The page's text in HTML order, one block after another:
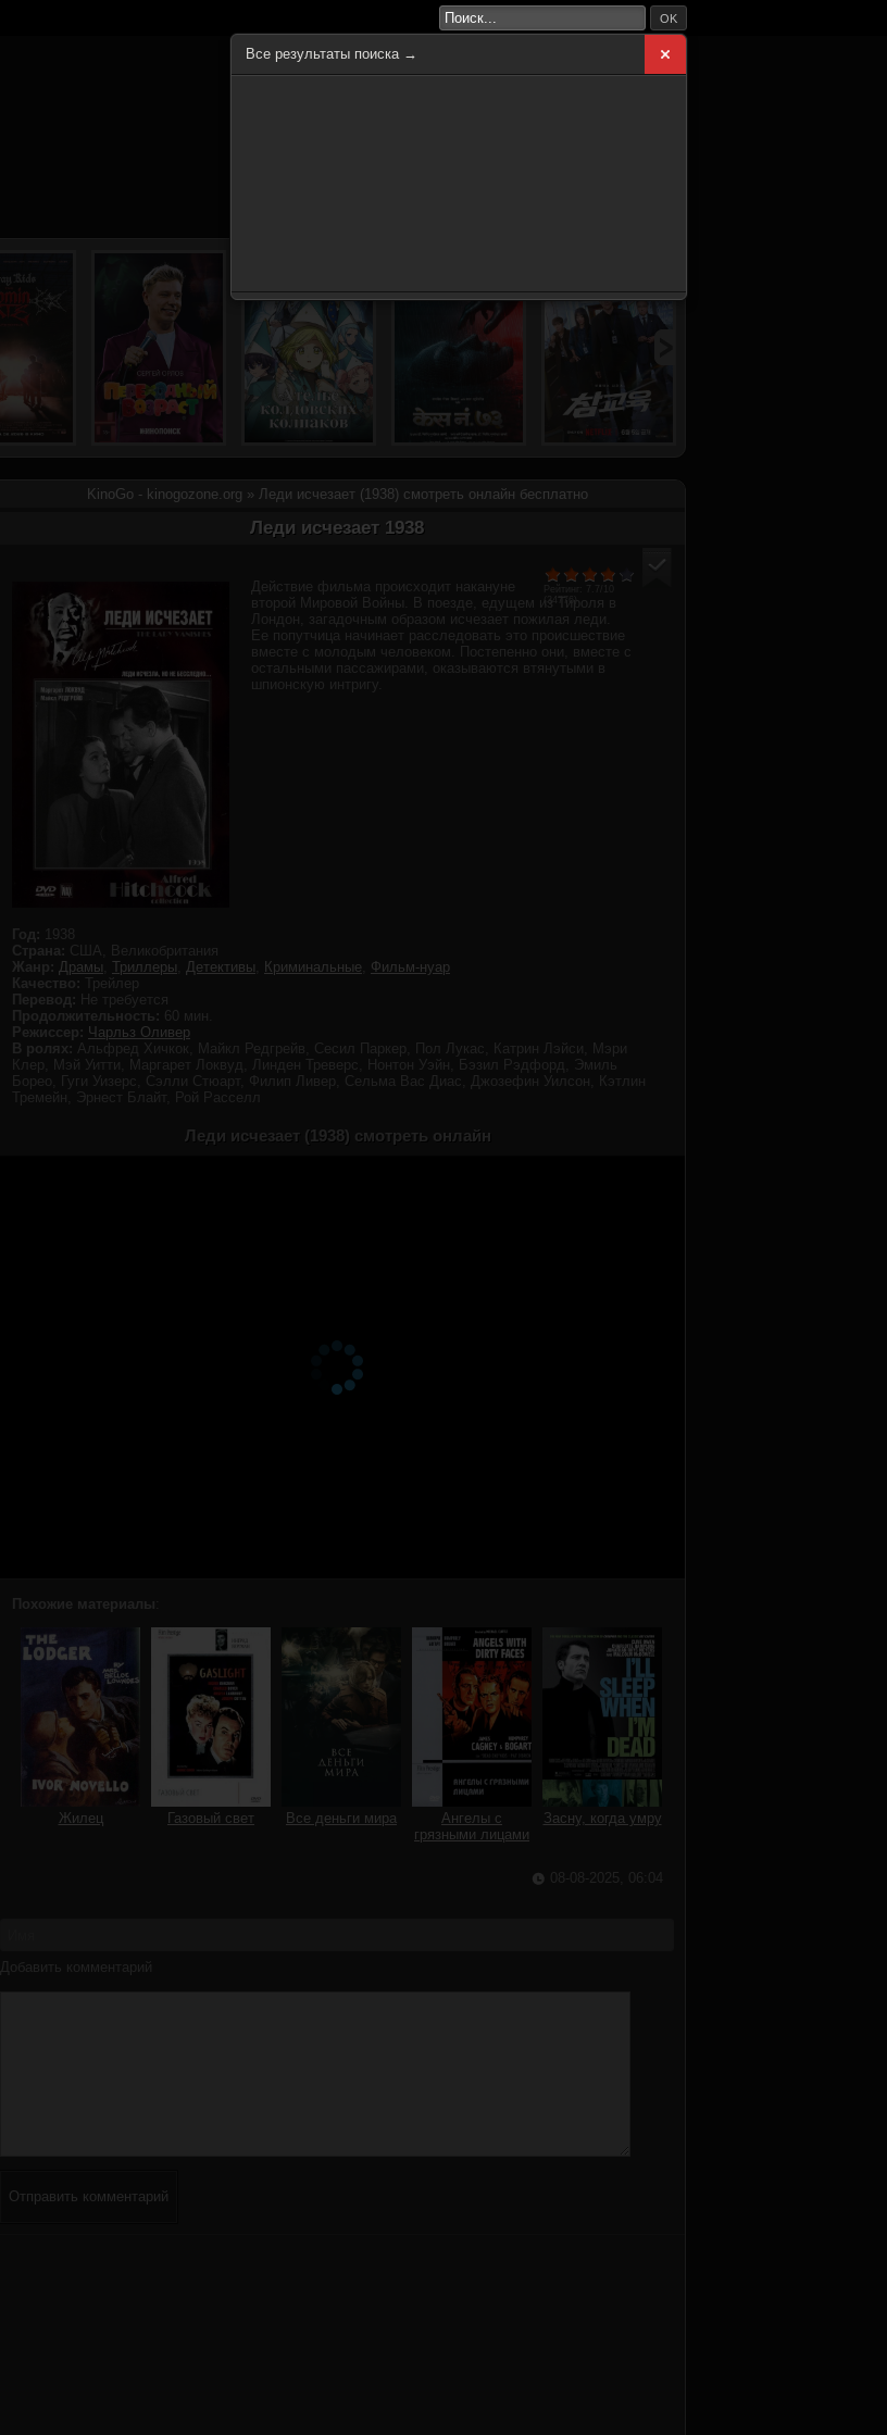
KinoGo - kinogozone.org » Леди исчезает (1938) смотреть онлайн бесплатно
Леди исчезает 1938
34776 )
Действие фильма происходит накануне
второй Мировой Войны. В поезде, едущем из Тироля в
Лондон, загадочным образом исчезает пожилая леди.
Ее попутчица начинает расследовать это происшествие
вместе с молодым человеком. Постепенно они, вместе с
остальными пассажирами, оказываются втянутыми в
шпионскую интригу.
Год: 1938
Страна: США, Великобритания
Жанр: Драмы Триллеры Детективы Криминальные
Фильм-нуар
Качество: Трейлер
Перевод: Не требуется
Продолжительность: 60 мин.
Режиссер: Чарльз Оливер
В ролях: Альфред Хичкок, Майкл Редгрейв, Сесил Паркер, Пол Лукас, Катрин Лэйси, Мэри
Клер, Мэй Уитти, Маргарет Локвуд, Линден Треверс, Нонтон Уэйн, Бэзил Рэдфорд, Эмиль
Борео, Гуги Уизерс, Сэлли Стюарт, Филип Ливер, Сельма Вас Диас, Джозефин Уилсон, Кэтлин
Тремейн, Эрнест Блайт, Рой Расселл
Леди исчезает (1938) смотреть онлайн
Похожие материалы
Жилец Газовый свет Все деньги мира
Ангелы с
грязными лицами
Засну, когда умру
08-08-2025, 06:04
Добавить комментарий
Отправить комментарий
OK
Все результаты поиска →